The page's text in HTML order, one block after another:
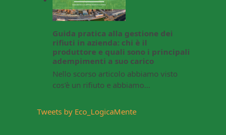
Guida pratica alla gestione dei
rifiuti in azienda: chi è il
produttore e quali sono i principali
adempimenti a suo carico
Nello scorso articolo abbiamo visto
cos'è un rifiuto e abbiamo…
Tweets by Eco_LogicaMente